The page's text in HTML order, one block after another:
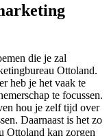
die je zal
Ottoland.
heb je het vaak te
te focussen.
hou je zelf tijd over
Daarnaast is het zo
Ottoland kan zorgen